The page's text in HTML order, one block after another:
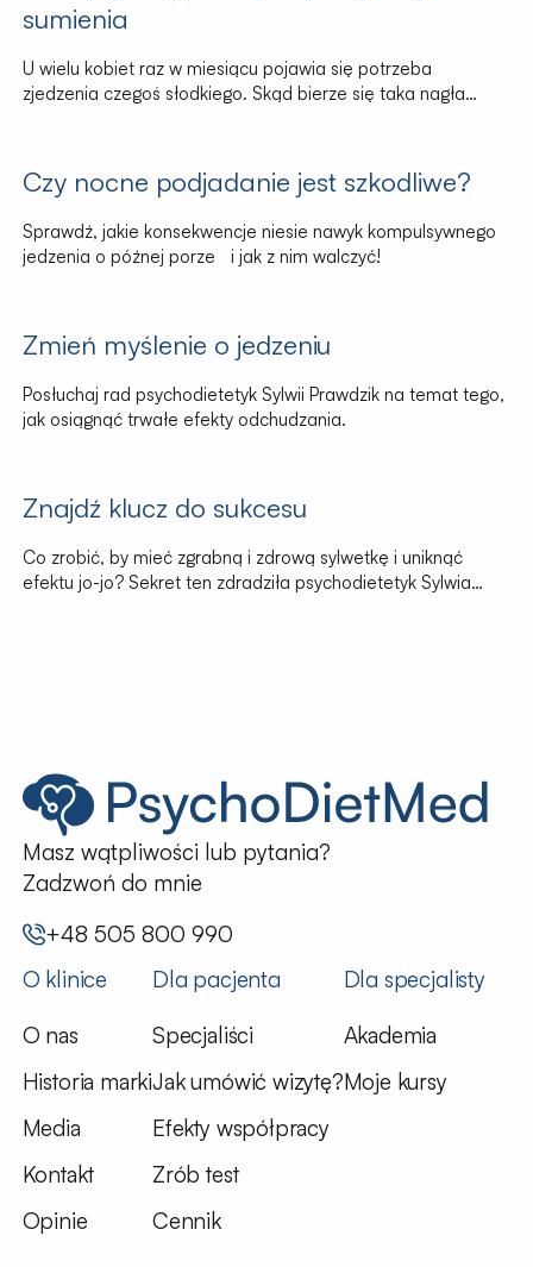
sumienia
U wielu kobiet raz w miesiącu pojawia się potrzeba
zjedzenia czegoś słodkiego. Skąd bierze się taka nagła
opowiedziała psychodietetyk Sylwia Prawdzik.
Czy nocne podjadanie jest szkodliwe?
Sprawdź, jakie konsekwencje niesie nawyk kompulsywnego
jedzenia o późnej porze i jak z nim walczyć!
Zmień myślenie o jedzeniu
Posłuchaj rad psychodietetyk Sylwii Prawdzik na temat tego,
jak osiągnąć trwałe efekty odchudzania.
Znajdź klucz do sukcesu
Co zrobić, by mieć zgrabną i zdrową sylwetkę i uniknąć
efektu jo-jo? Sekret ten zdradziła psychodietetyk Sylwia
Masz wątpliwości lub pytania?
Zadzwoń do mnie
+48 505 800 990
O klinice
O nas
Historia marki
Media
Kontakt
Opinie
Dla pacjenta
Specjaliści
Jak umówić wizytę?
Efekty współpracy
Zrób test
Cennik
Dla specjalisty
Akademia
Moje kursy